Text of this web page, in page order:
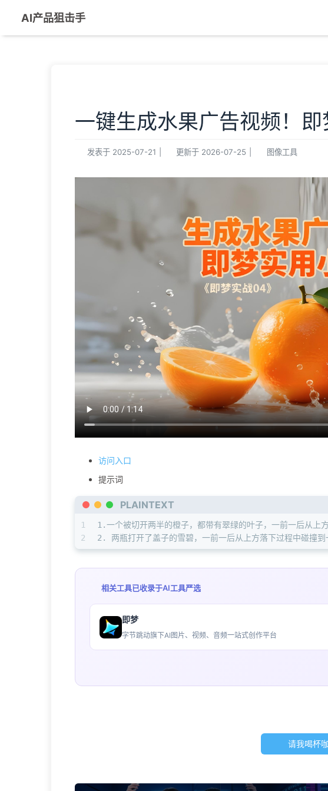
AI产品狙击手
一键生成水果广告视频！即
发表于 2025-07-21 更新于 2026-07-25 图像工具
访问入口
提示词
PLAINTEXT
1
2
1.一个被切开两半的橙子，都带有翠绿的叶子，一前一后从上
2. 两瓶打开了盖子的雪碧，一前一后从上方落下过程中碰撞
相关工具已收录于AI工具严选
即梦
字节跳动旗下AI图片、视频、音频一站式创作平台
请我喝杯